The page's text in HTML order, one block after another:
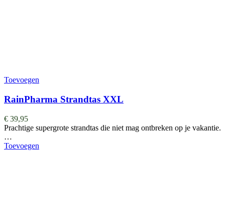
Toevoegen
RainPharma Strandtas XXL
€ 39,95
Prachtige supergrote strandtas die niet mag ontbreken op je vakantie.
…
Toevoegen